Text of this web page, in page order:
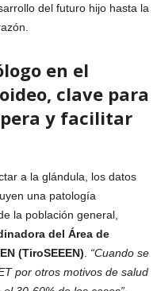
del futuro hijo hasta la
en el
clave para
y facilitar
a la glándula, los datos
una patología
la población general,
del Área de
(TiroSEEEN)
“Cuando se
por otros motivos de salud